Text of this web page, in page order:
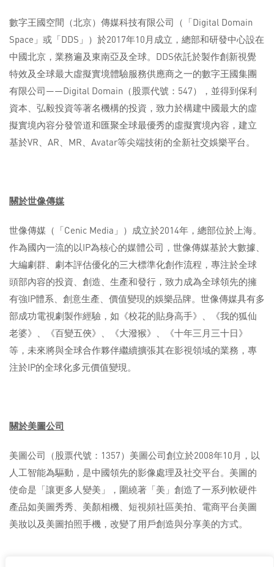
數字王國空間（北京）傳媒科技有限公司（「Digital Domain
Space」或「DDS」）於2017年10月成立，總部和研發中心設在
中國北京，業務遍及東南亞及全球。DDS依託於製作創新視覺
特效及全球最大虛擬實境體驗服務供應商之一的數字王國集團
有限公司——Digital Domain（股票代號：547），並得到保利
資本、弘毅投資等著名機構的投資，致力於構建中國最大的虛
擬實境內容分發管道和匯聚全球最優秀的虛擬實境內容，建立
基於VR、AR、MR、Avatar等尖端技術的全新社交娛樂平台。
關於世像傳媒
世像傳媒（「Cenic Media」）成立於2014年，總部位於上海。
作為國內一流的以IP為核心的媒體公司，世像傳媒基於大數據、
大編劇群、劇本評估優化的三大標準化創作流程，專注於全球
頭部內容的投資、創造、生產和發行，致力成為全球領先的擁
有強IP體系、創意生產、價值變現的娛樂品牌。世像傳媒具有多
部成功電視劇製作經驗，如《校花的貼身高手》、《我的狐仙
老婆》、《百變五俠》、《大潑猴》、《十年三月三十日》
等，未來將與全球合作夥伴繼續擴張其在影視領域的業務，專
注於IP的全球化多元價值變現。
關於美圖公司
美圖公司（股票代號：1357）美圖公司創立於2008年10月，以
人工智能為驅動，是中國領先的影像處理及社交平台。美圖的
使命是「讓更多人變美」，圍繞著「美」創造了一系列軟硬件
產品如美圖秀秀、美顏相機、短視頻社區美拍、電商平台美圖
美妝以及美圖拍照手機，改變了用戶創造與分享美的方式。